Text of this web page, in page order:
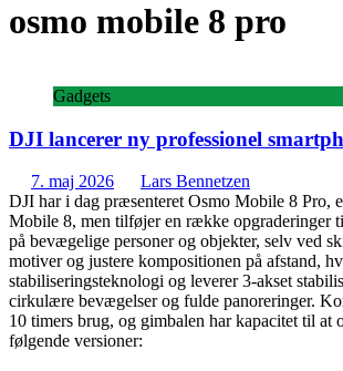
osmo mobile 8 pro
Gadgets
DJI lancerer ny professionel
7. maj 2026
Lars Bennetzen
DJI har i dag præsenteret Osmo Mobile 8 Pro,
Mobile 8, men tilføjer en række opgraderinger
på bevægelige personer og objekter, selv ved
motiver og justere kompositionen på afstand,
stabiliseringsteknologi og leverer 3-akset
cirkulære bevægelser og fulde panoreringer.
10 timers brug, og gimbalen har kapacitet til
følgende versioner: